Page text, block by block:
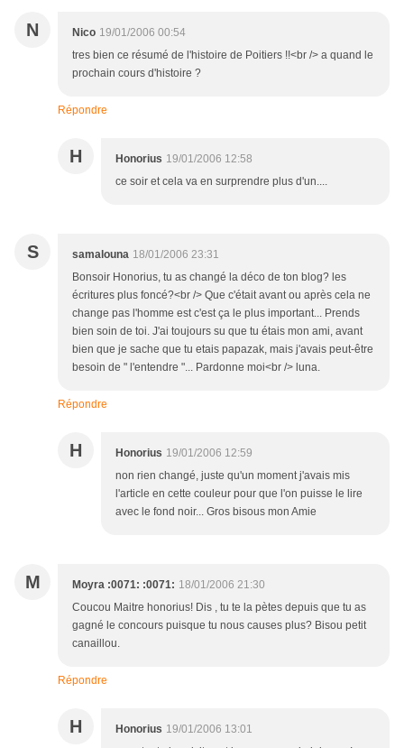
N Nico 19/01/2006 00:54
tres bien ce résumé de l'histoire de Poitiers !!<br /> a quand le
prochain cours d'histoire ?
Répondre
H Honorius 19/01/2006 12:58
ce soir et cela va en surprendre plus d'un....
S samalouna 18/01/2006 23:31
Bonsoir Honorius, tu as changé la déco de ton blog? les
écritures plus foncé?<br /> Que c'était avant ou après cela ne
change pas l'homme est c'est ça le plus important... Prends
bien soin de toi. J'ai toujours su que tu étais mon ami, avant
bien que je sache que tu etais papazak, mais j'avais peut-être
besoin de " l'entendre "... Pardonne moi<br /> luna.
Répondre
H Honorius 19/01/2006 12:59
non rien changé, juste qu'un moment j'avais mis
l'article en cette couleur pour que l'on puisse le lire
avec le fond noir... Gros bisous mon Amie
M Moyra :0071: :0071: 18/01/2006 21:30
Coucou Maitre honorius! Dis , tu te la pètes depuis que tu as
gagné le concours puisque tu nous causes plus? Bisou petit
canaillou.
Répondre
H Honorius 19/01/2006 13:01